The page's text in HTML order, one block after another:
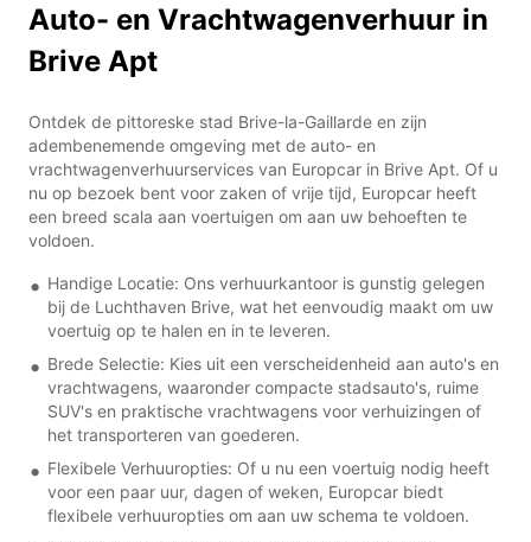
Auto- en Vrachtwagenverhuur in
Brive Apt
Ontdek de pittoreske stad Brive-la-Gaillarde en zijn
adembenemende omgeving met de auto- en
vrachtwagenverhuurservices van Europcar in Brive Apt. Of u
nu op bezoek bent voor zaken of vrije tijd, Europcar heeft
een breed scala aan voertuigen om aan uw behoeften te
voldoen.
Handige Locatie: Ons verhuurkantoor is gunstig gelegen
bij de Luchthaven Brive, wat het eenvoudig maakt om uw
voertuig op te halen en in te leveren.
Brede Selectie: Kies uit een verscheidenheid aan auto's en
vrachtwagens, waaronder compacte stadsauto's, ruime
SUV's en praktische vrachtwagens voor verhuizingen of
het transporteren van goederen.
Flexibele Verhuuropties: Of u nu een voertuig nodig heeft
voor een paar uur, dagen of weken, Europcar biedt
flexibele verhuuropties om aan uw schema te voldoen.